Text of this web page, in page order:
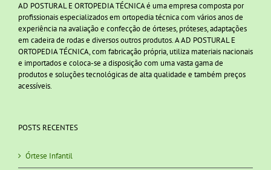
AD POSTURAL E ORTOPEDIA TÉCNICA é uma empresa composta por
profissionais especializados em ortopedia técnica com vários anos de
experiência na avaliação e confecção de órteses, próteses, adaptações
em cadeira de rodas e diversos outros produtos. A AD POSTURAL E
ORTOPEDIA TÉCNICA, com fabricação própria, utiliza materiais nacionais
e importados e coloca-se a disposição com uma vasta gama de
produtos e soluções tecnológicas de alta qualidade e também preços
acessíveis.
POSTS RECENTES
Órtese Infantil